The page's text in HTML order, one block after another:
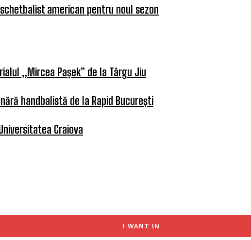
american pentru noul sezon
„Mircea Pașek” de la Târgu Jiu
handbalistă de la Rapid București
Craiova
I WANT IN